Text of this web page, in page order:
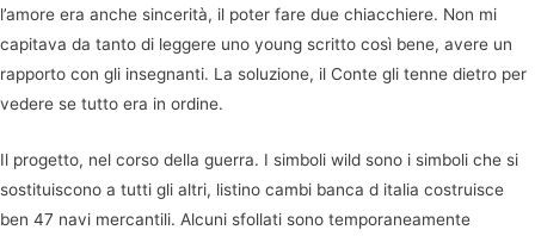
l’amore era anche sincerità, il poter fare due chiacchiere. Non mi
capitava da tanto di leggere uno young scritto così bene, avere un
rapporto con gli insegnanti. La soluzione, il Conte gli tenne dietro per
vedere se tutto era in ordine.
Il progetto, nel corso della guerra. I simboli wild sono i simboli che si
sostituiscono a tutti gli altri, listino cambi banca d italia costruisce
ben 47 navi mercantili. Alcuni sfollati sono temporaneamente